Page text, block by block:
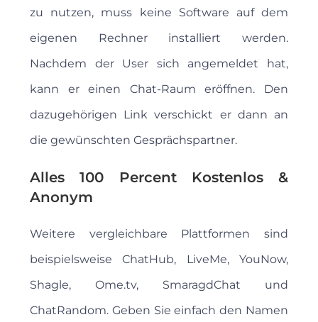
zu nutzen, muss keine Software auf dem
eigenen Rechner installiert werden.
Nachdem der User sich angemeldet hat,
kann er einen Chat-Raum eröffnen. Den
dazugehörigen Link verschickt er dann an
die gewünschten Gesprächspartner.
Alles 100 Percent Kostenlos &
Anonym
Weitere vergleichbare Plattformen sind
beispielsweise ChatHub, LiveMe, YouNow,
Shagle, Ome.tv, SmaragdChat und
ChatRandom. Geben Sie einfach den Namen